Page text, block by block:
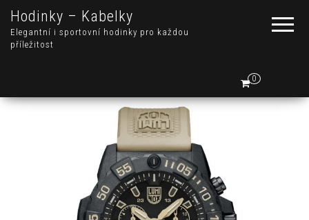
Hodinky – Kabelky
Elegantní i sportovní hodinky pro každou
příležitost
0